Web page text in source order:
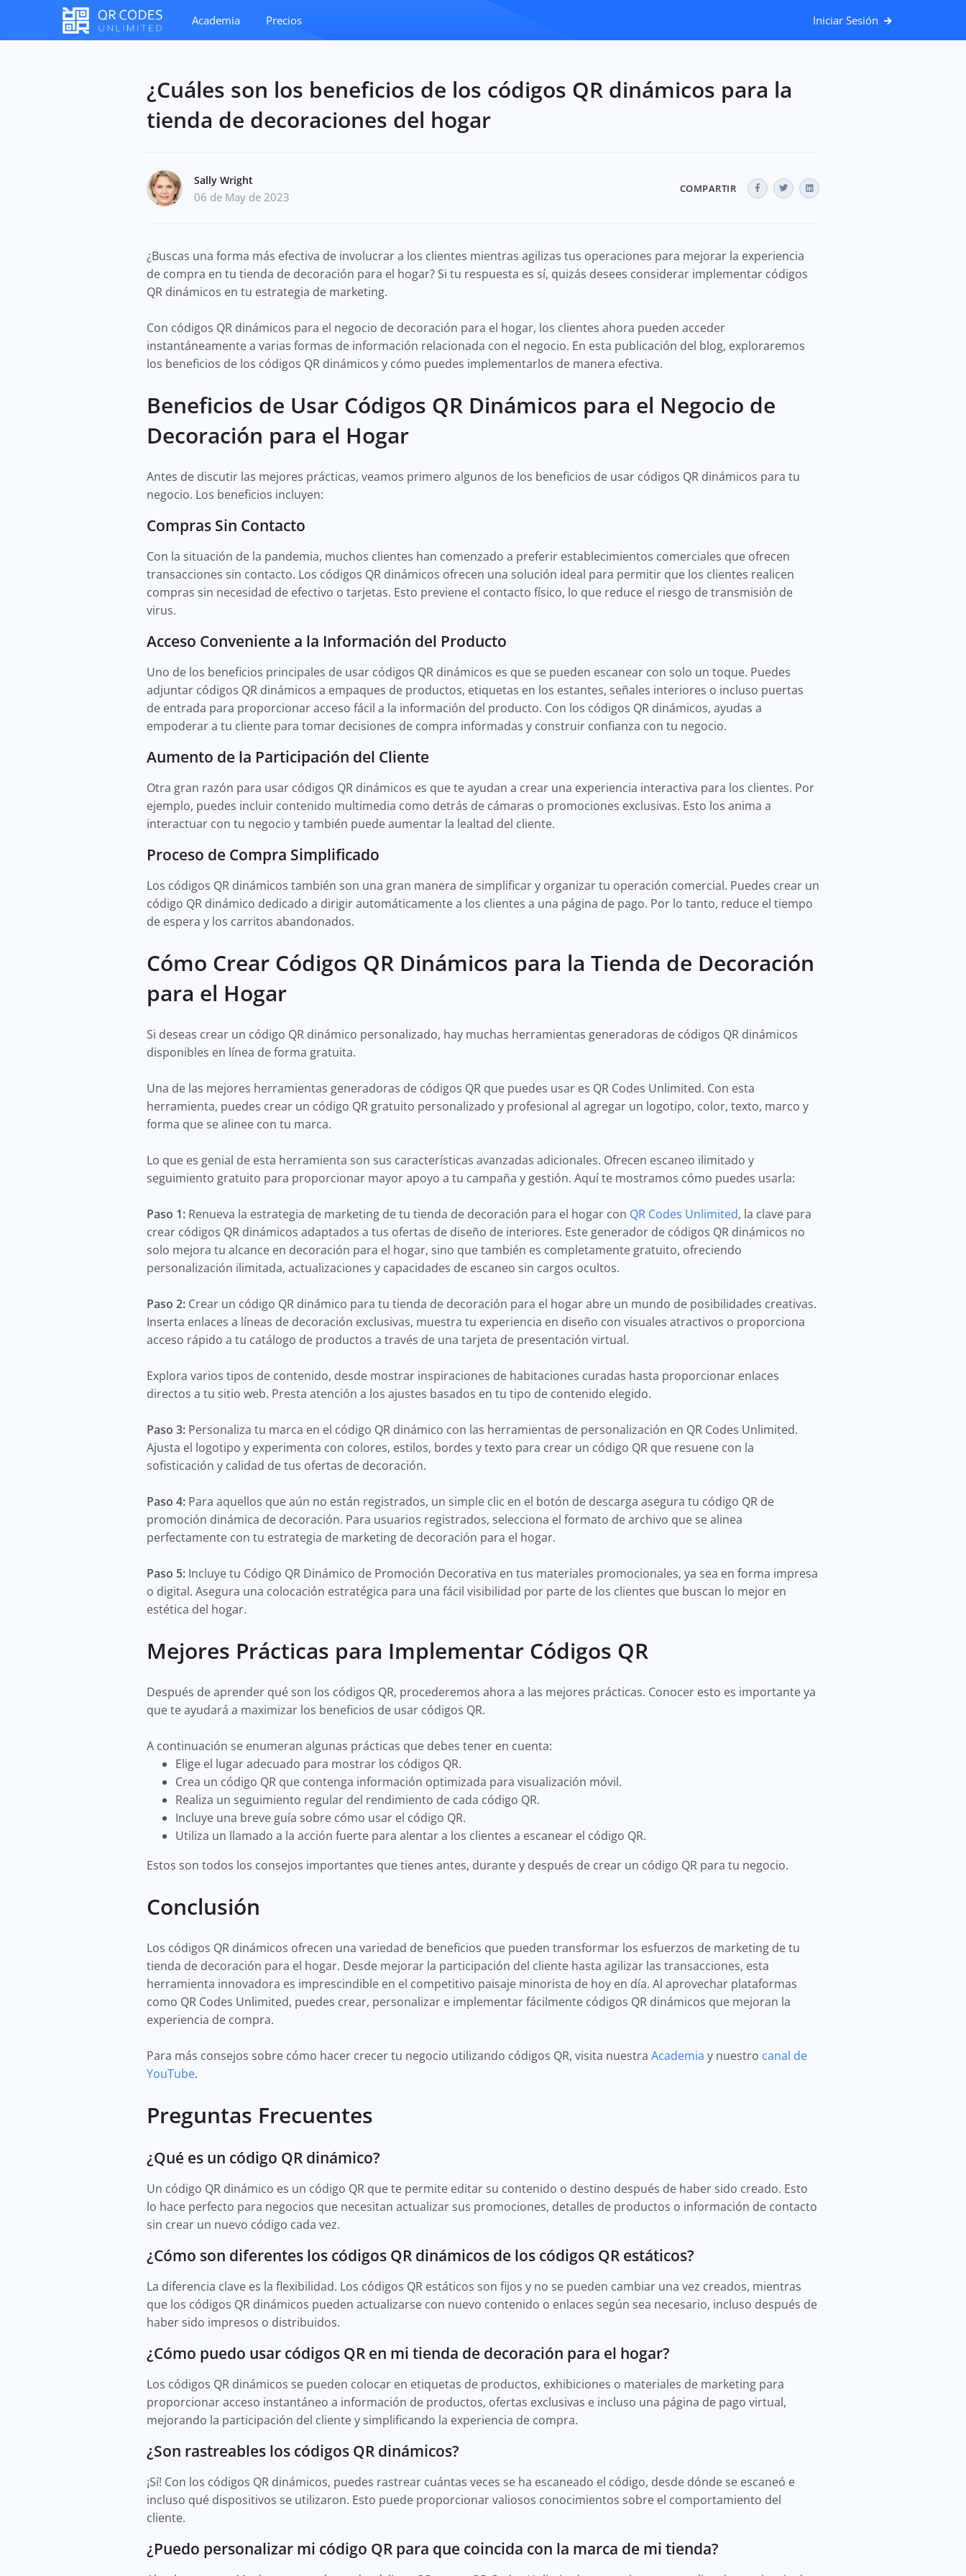
Academia Precios Iniciar Sesión
¿Cuáles son los beneficios de los códigos QR dinámicos para la
tienda de decoraciones del hogar
Sally Wright
06 de May de 2023
COMPARTIR
¿Buscas una forma más efectiva de involucrar a los clientes mientras agilizas tus operaciones para mejorar la experiencia
de compra en tu tienda de decoración para el hogar? Si tu respuesta es sí, quizás desees considerar implementar códigos
QR dinámicos en tu estrategia de marketing.
Con códigos QR dinámicos para el negocio de decoración para el hogar, los clientes ahora pueden acceder
instantáneamente a varias formas de información relacionada con el negocio. En esta publicación del blog, exploraremos
los beneficios de los códigos QR dinámicos y cómo puedes implementarlos de manera efectiva.
Beneficios de Usar Códigos QR Dinámicos para el Negocio de
Decoración para el Hogar
Antes de discutir las mejores prácticas, veamos primero algunos de los beneficios de usar códigos QR dinámicos para tu
negocio. Los beneficios incluyen:
Compras Sin Contacto
Con la situación de la pandemia, muchos clientes han comenzado a preferir establecimientos comerciales que ofrecen
transacciones sin contacto. Los códigos QR dinámicos ofrecen una solución ideal para permitir que los clientes realicen
compras sin necesidad de efectivo o tarjetas. Esto previene el contacto físico, lo que reduce el riesgo de transmisión de
virus.
Acceso Conveniente a la Información del Producto
Uno de los beneficios principales de usar códigos QR dinámicos es que se pueden escanear con solo un toque. Puedes
adjuntar códigos QR dinámicos a empaques de productos, etiquetas en los estantes, señales interiores o incluso puertas
de entrada para proporcionar acceso fácil a la información del producto. Con los códigos QR dinámicos, ayudas a
empoderar a tu cliente para tomar decisiones de compra informadas y construir confianza con tu negocio.
Aumento de la Participación del Cliente
Otra gran razón para usar códigos QR dinámicos es que te ayudan a crear una experiencia interactiva para los clientes. Por
ejemplo, puedes incluir contenido multimedia como detrás de cámaras o promociones exclusivas. Esto los anima a
interactuar con tu negocio y también puede aumentar la lealtad del cliente.
Proceso de Compra Simplificado
Los códigos QR dinámicos también son una gran manera de simplificar y organizar tu operación comercial. Puedes crear un
código QR dinámico dedicado a dirigir automáticamente a los clientes a una página de pago. Por lo tanto, reduce el tiempo
de espera y los carritos abandonados.
Cómo Crear Códigos QR Dinámicos para la Tienda de Decoración
para el Hogar
Si deseas crear un código QR dinámico personalizado, hay muchas herramientas generadoras de códigos QR dinámicos
disponibles en línea de forma gratuita.
Una de las mejores herramientas generadoras de códigos QR que puedes usar es QR Codes Unlimited. Con esta
herramienta, puedes crear un código QR gratuito personalizado y profesional al agregar un logotipo, color, texto, marco y
forma que se alinee con tu marca.
Lo que es genial de esta herramienta son sus características avanzadas adicionales. Ofrecen escaneo ilimitado y
seguimiento gratuito para proporcionar mayor apoyo a tu campaña y gestión. Aquí te mostramos cómo puedes usarla:
Paso 1: Renueva la estrategia de marketing de tu tienda de decoración para el hogar con QR Codes Unlimited, la clave para
crear códigos QR dinámicos adaptados a tus ofertas de diseño de interiores. Este generador de códigos QR dinámicos no
solo mejora tu alcance en decoración para el hogar, sino que también es completamente gratuito, ofreciendo
personalización ilimitada, actualizaciones y capacidades de escaneo sin cargos ocultos.
Paso 2: Crear un código QR dinámico para tu tienda de decoración para el hogar abre un mundo de posibilidades creativas.
Inserta enlaces a líneas de decoración exclusivas, muestra tu experiencia en diseño con visuales atractivos o proporciona
acceso rápido a tu catálogo de productos a través de una tarjeta de presentación virtual.
Explora varios tipos de contenido, desde mostrar inspiraciones de habitaciones curadas hasta proporcionar enlaces
directos a tu sitio web. Presta atención a los ajustes basados en tu tipo de contenido elegido.
Paso 3: Personaliza tu marca en el código QR dinámico con las herramientas de personalización en QR Codes Unlimited.
Ajusta el logotipo y experimenta con colores, estilos, bordes y texto para crear un código QR que resuene con la
sofisticación y calidad de tus ofertas de decoración.
Paso 4: Para aquellos que aún no están registrados, un simple clic en el botón de descarga asegura tu código QR de
promoción dinámica de decoración. Para usuarios registrados, selecciona el formato de archivo que se alinea
perfectamente con tu estrategia de marketing de decoración para el hogar.
Paso 5: Incluye tu Código QR Dinámico de Promoción Decorativa en tus materiales promocionales, ya sea en forma impresa
o digital. Asegura una colocación estratégica para una fácil visibilidad por parte de los clientes que buscan lo mejor en
estética del hogar.
Mejores Prácticas para Implementar Códigos QR
Después de aprender qué son los códigos QR, procederemos ahora a las mejores prácticas. Conocer esto es importante ya
que te ayudará a maximizar los beneficios de usar códigos QR.
A continuación se enumeran algunas prácticas que debes tener en cuenta:
Elige el lugar adecuado para mostrar los códigos QR.
Crea un código QR que contenga información optimizada para visualización móvil.
Realiza un seguimiento regular del rendimiento de cada código QR.
Incluye una breve guía sobre cómo usar el código QR.
Utiliza un llamado a la acción fuerte para alentar a los clientes a escanear el código QR.
Estos son todos los consejos importantes que tienes antes, durante y después de crear un código QR para tu negocio.
Conclusión
Los códigos QR dinámicos ofrecen una variedad de beneficios que pueden transformar los esfuerzos de marketing de tu
tienda de decoración para el hogar. Desde mejorar la participación del cliente hasta agilizar las transacciones, esta
herramienta innovadora es imprescindible en el competitivo paisaje minorista de hoy en día. Al aprovechar plataformas
como QR Codes Unlimited, puedes crear, personalizar e implementar fácilmente códigos QR dinámicos que mejoran la
experiencia de compra.
Para más consejos sobre cómo hacer crecer tu negocio utilizando códigos QR, visita nuestra Academia y nuestro canal de
YouTube.
Preguntas Frecuentes
¿Qué es un código QR dinámico?
Un código QR dinámico es un código QR que te permite editar su contenido o destino después de haber sido creado. Esto
lo hace perfecto para negocios que necesitan actualizar sus promociones, detalles de productos o información de contacto
sin crear un nuevo código cada vez.
¿Cómo son diferentes los códigos QR dinámicos de los códigos QR estáticos?
La diferencia clave es la flexibilidad. Los códigos QR estáticos son fijos y no se pueden cambiar una vez creados, mientras
que los códigos QR dinámicos pueden actualizarse con nuevo contenido o enlaces según sea necesario, incluso después de
haber sido impresos o distribuidos.
¿Cómo puedo usar códigos QR en mi tienda de decoración para el hogar?
Los códigos QR dinámicos se pueden colocar en etiquetas de productos, exhibiciones o materiales de marketing para
proporcionar acceso instantáneo a información de productos, ofertas exclusivas e incluso una página de pago virtual,
mejorando la participación del cliente y simplificando la experiencia de compra.
¿Son rastreables los códigos QR dinámicos?
¡Sí! Con los códigos QR dinámicos, puedes rastrear cuántas veces se ha escaneado el código, desde dónde se escaneó e
incluso qué dispositivos se utilizaron. Esto puede proporcionar valiosos conocimientos sobre el comportamiento del
cliente.
¿Puedo personalizar mi código QR para que coincida con la marca de mi tienda?